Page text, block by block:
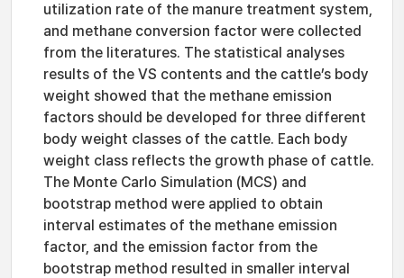
utilization rate of the manure treatment system,
and methane conversion factor were collected
from the literatures. The statistical analyses
results of the VS contents and the cattle’s body
weight showed that the methane emission
factors should be developed for three different
body weight classes of the cattle. Each body
weight class reflects the growth phase of cattle.
The Monte Carlo Simulation (MCS) and
bootstrap method were applied to obtain
interval estimates of the methane emission
factor, and the emission factor from the
bootstrap method resulted in smaller interval